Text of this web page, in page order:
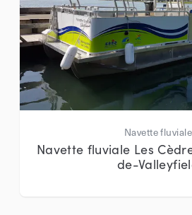
Navette fluviale
Navette fluviale Les
de-